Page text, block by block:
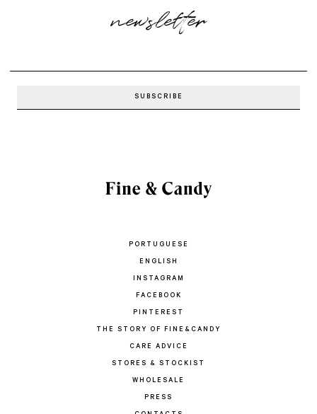
newsletter
PORTUGUESE
ENGLISH
INSTAGRAM
FACEBOOK
PINTEREST
THE STORY OF FINE&CANDY
CARE ADVICE
STORES & STOCKIST
WHOLESALE
PRESS